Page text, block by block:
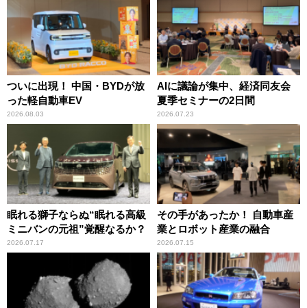
ついに出現！ 中国・BYDが放
った軽自動車EV
2026.08.03
AIに議論が集中、経済同友会
夏季セミナーの2日間
2026.07.23
眠れる獅子ならぬ“眠れる高級
ミニバンの元祖”覚醒なるか？
2026.07.17
その手があったか！ 自動車産
業とロボット産業の融合
2026.07.15